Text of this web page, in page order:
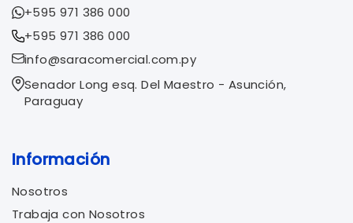
+595 971 386 000
+595 971 386 000
info@saracomercial.com.py
Senador Long esq. Del Maestro - Asunción,
Paraguay
Información
Nosotros
Trabaja con Nosotros